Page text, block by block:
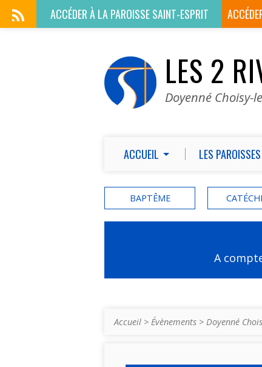
ACCÉDER À LAPAROISSE SAINT-ESPRIT
LES 2
Doyenné Choisy-
ACCUEIL LES PAROISSES
BAPTÊME
A
Accueil > Évènements > Doyenné